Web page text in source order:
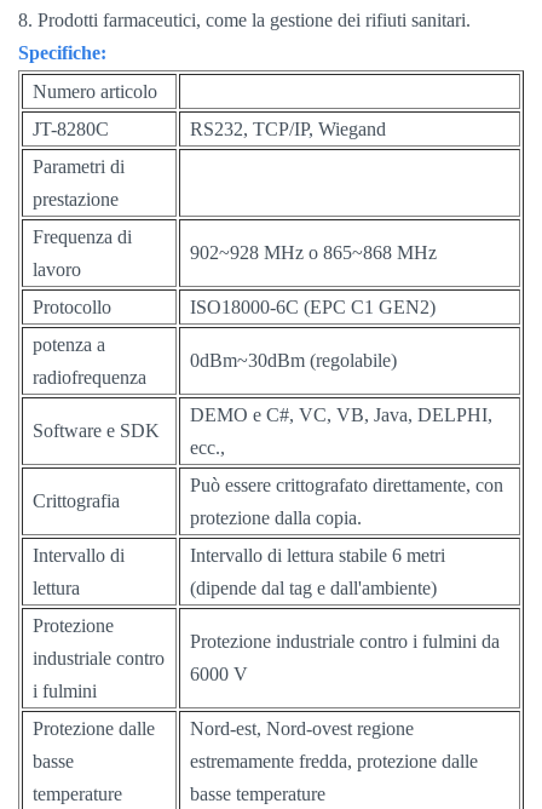
8. Prodotti farmaceutici, come la gestione dei rifiuti sanitari.
Specifiche:
Numero articolo
JT-8280C
RS232, TCP/IP, Wiegand
Parametri di
prestazione
Frequenza di
lavoro
902~928 MHz o 865~868 MHz
Protocollo
ISO18000-6C (EPC C1 GEN2)
potenza a
radiofrequenza
0dBm~30dBm (regolabile)
Software e SDK
DEMO e C#, VC, VB, Java, DELPHI,
ecc.,
Crittografia
Può essere crittografato direttamente, con
protezione dalla copia.
Intervallo di
lettura
Intervallo di lettura stabile 6 metri
(dipende dal tag e dall'ambiente)
Protezione
industriale contro
i fulmini
Protezione industriale contro i fulmini da
6000 V
Protezione dalle
basse
temperature
Nord-est, Nord-ovest regione
estremamente fredda, protezione dalle
basse temperature